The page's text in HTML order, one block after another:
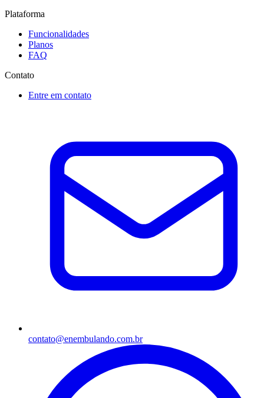
Plataforma
Funcionalidades
Planos
FAQ
Contato
Entre em contato
contato@enembulando.com.br